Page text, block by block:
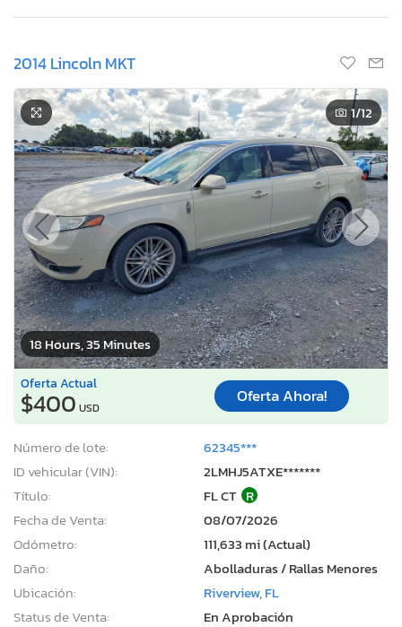
2014 Lincoln MKT
18 Hours, 35 Minutes
1/12
Oferta Actual
$400 USD
Oferta Ahora!
Número de lote:
62345***
ID vehicular (VIN):
2LMHJ5ATXE*******
Título:
FL CT R
Fecha de Venta:
08/07/2026
Odómetro:
111,633 mi (Actual)
Daño:
Abolladuras / Rallas Menores
Ubicación:
Riverview, FL
Status de Venta:
En Aprobación